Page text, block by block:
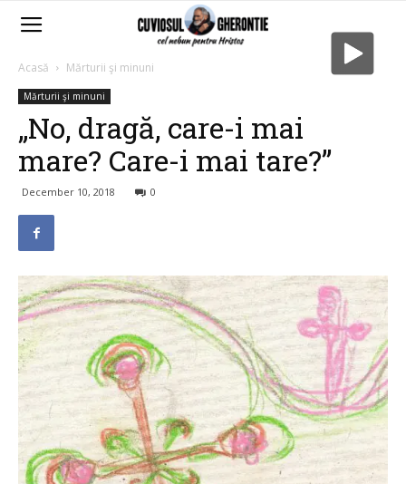
Acasă Mărturii şi minuni
Mărturii şi minuni
„No, dragă, care-i mai
mare? Care-i mai tare?”
December 10, 2018 0